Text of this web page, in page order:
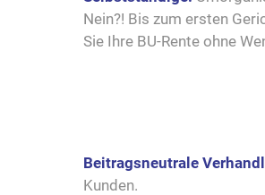
Nein?! Bis zum ersten
Sie Ihre BU-Rente ohne
Beitragsneutrale
Kunden.